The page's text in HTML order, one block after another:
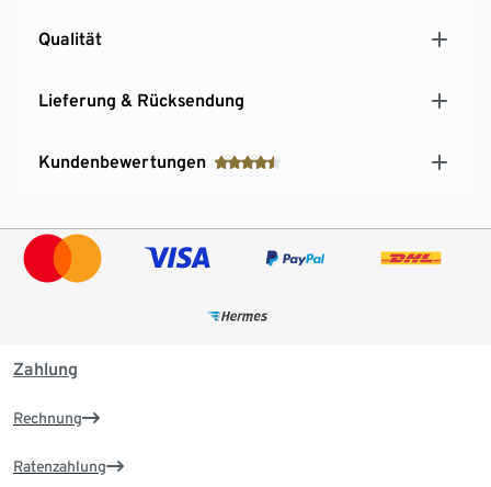
Qualität
Lieferung & Rücksendung
Kundenbewertungen
Zahlung
Rechnung
Ratenzahlung